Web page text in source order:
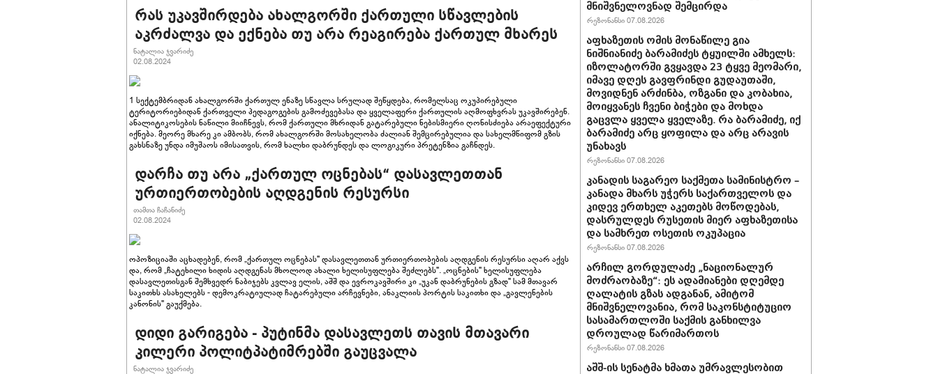
რას უკავშირდება ახალგორში ქართული სწავლების
აკრძალვა და ექნება თუ არა რეაგირება ქართულ მხარეს
ნატალია ჯვარიძე
02.08.2024
1 სექტემბრიდან ახალგორში ქართულ ენაზე სწავლა სრულად შეწყდება, რომელსაც ოკუპირებული
ტერიტორიებიდან ქართველი პედაგოგების გამოძევებასა და ყველაფერი ქართულის აღმოფხვრას უკავშირებენ.
ანალიტიკოსების ნაწილი მიიჩნევს, რომ ქართული მხრიდან გატარებული ნებისმიერი ღონისძიება არაეფექტური
იქნება. მეორე მხარე კი ამბობს, რომ ახალგორში მოსახელობა ძალიან შემცირებულია და სახელმწიფომ გზის
გახსნაზე უნდა იმუშაოს იმისათვის, რომ ხალხი დაბრუნდეს და ლოგიკური პრეტენზია გაჩნდეს.
დარჩა თუ არა „ქართულ ოცნებას“ დასავლეთთან
ურთიერთობების აღდგენის რესურსი
თამთა ჩაჩანიძე
02.08.2024
ოპოზიციაში აცხადებენ, რომ „ქართულ ოცნებას" დასავლეთთან ურთიერთობების აღდგენის რესურსი აღარ აქვს
და, რომ „ჩატეხილი ხიდის აღდგენას მხოლოდ ახალი ხელისუფლება შეძლებს". „ოცნების" ხელისუფლება
დასავლეთისგან შემხვედრ ნაბიჯებს კვლავ ელის, აშშ და ევროკავშირი კი „უკან დაბრუნების გზად" სამ მთავარ
საკითხს ასახელებს - დემოკრატიულად ჩატარებული არჩევნები, ანაკლიის პორტის საკითხი და „გავლენების
კანონის" გაუქმება.
დიდი გარიგება - პუტინმა დასავლეთს თავის მთავარი
კილერი პოლიტპატიმრებში გაუცვალა
ნატალია ჯვარიძე
მნიშვნელოვნად შემცირდა
რეზონანსი 07.08.2026
აფხაზეთის ომის მონაწილე გია
ნიშნიანიძე ბარამიძეს ტყუილში ამხელს:
იზოლატორში გვყავდა 23 ტყვე მეომარი,
იმავე დღეს გავფრინდი გუდაუთაში,
მოვიდნენ არძინბა, ოზგანი და კობახია,
მოიყვანეს ჩვენი ბიჭები და მოხდა
გაცვლა ყველა ყველაზე. რა ბარამიძე, იქ
ბარამიძე არც ყოფილა და არც არავის
უნახავს
რეზონანსი 07.08.2026
კანადის საგარეო საქმეთა სამინისტრო –
კანადა მხარს უჭერს საქართველოს და
კიდევ ერთხელ აკეთებს მოწოდებას,
დასრულდეს რუსეთის მიერ აფხაზეთისა
და სამხრეთ ოსეთის ოკუპაცია
რეზონანსი 07.08.2026
არჩილ გორდულაძე „ნაციონალურ
მოძრაობაზე“: ეს ადამიანები დღემდე
ღალატის გზას ადგანან, ამიტომ
მნიშვნელოვანია, რომ საკონსტიტუციო
სასამართლოში საქმის განხილვა
დროულად წარიმართოს
რეზონანსი 07.08.2026
აშშ-ის სენატმა ხმათა უმრავლესობით